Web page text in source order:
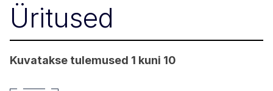
Üritused
Kuvatakse tulemused 1 kuni 10